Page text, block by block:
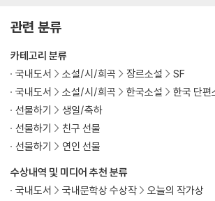
관련 분류
수상내역 및 미디어 추천 분류
국내도서
국내문학상 수상작
오늘의 작가상
카테고리 분류
국내도서
소설/시/희곡 장르소설
SF
국내도서
소설/시/희곡 한국소설
한국 단편
선물하기
생일/축하
선물하기
친구 선물
선물하기
연인 선물